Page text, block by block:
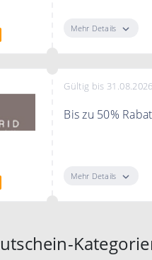
Mehr Details
Gültig bis 31.08.2026
Bis zu 50%
Mehr Details